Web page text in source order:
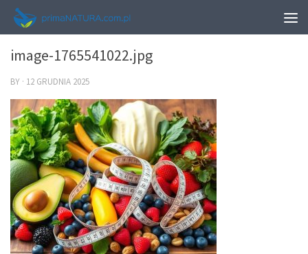
0
image-1765541022.jpg
BY · 12 GRUDNIA 2025